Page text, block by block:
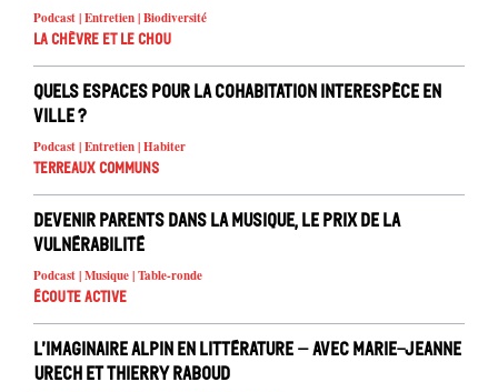
Podcast | Entretien | Biodiversité
La chèvre et le chou
Quels espaces pour la cohabitation interespèce en
ville ?
Podcast | Entretien | Habiter
Terreaux Communs
Devenir parents dans la musique, le prix de la
vulnérabilité
Podcast | Musique | Table-ronde
Écoute active
L’imaginaire alpin en littérature – avec Marie-Jeanne
Urech et Thierry Raboud